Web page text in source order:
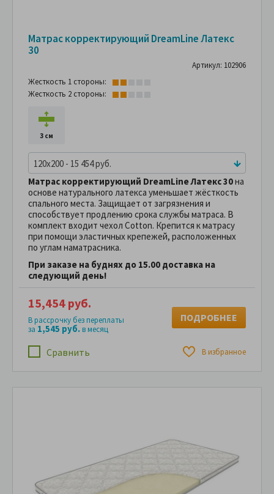
Матрас корректирующий DreamLine Латекс
30
Артикул: 102906
Жесткость 1 стороны:
Жесткость 2 стороны:
3 см
120x200 - 15 454 руб.
Матрас корректирующий DreamLine Латекс 30на
основе натурального латекса уменьшает жёсткость
спального места. Защищает от загрязнения и
способствует продлению срока службы матраса. В
комплект входит чехол Cotton. Крепится к матрасу
при помощи эластичных крепежей, расположенных
по углам наматрасника.
При заказе на буднях до 15.00 доставка на
следующий день!
Сравнить В избранное
15,454 руб.
В рассрочку без переплаты
за 1,545 руб.в месяц
ПОДРОБНЕЕ